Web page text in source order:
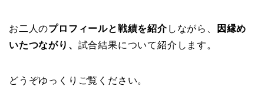
お二人のプロフィールと戦績を紹介しながら、
因縁め
いたつながり、 試合結果について紹介します。
どうぞゆっくりご覧ください。